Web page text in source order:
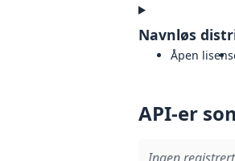
Navnløs
Åpen lisens
API-er